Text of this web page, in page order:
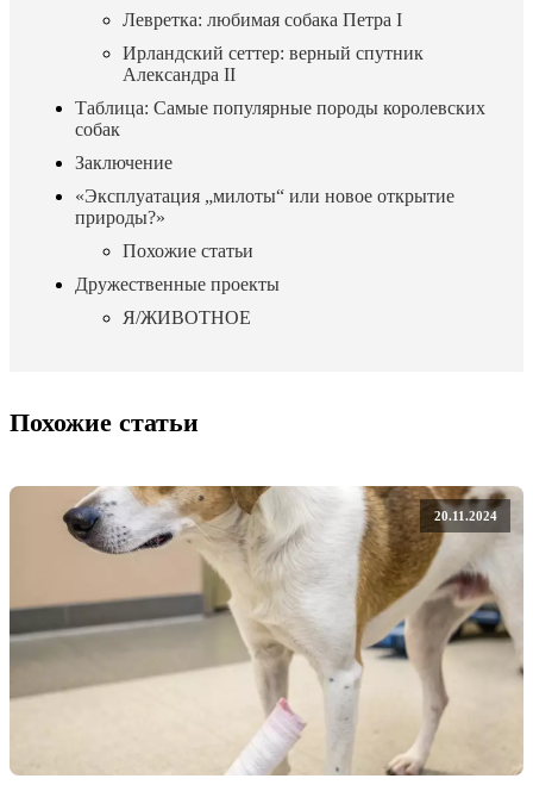
Левретка: любимая собака Петра I
Ирландский сеттер: верный спутник
Александра II
Таблица: Самые популярные породы королевских
собак
Заключение
«Эксплуатация „милоты“ или новое открытие
природы?»
Похожие статьи
Дружественные проекты
Я/ЖИВОТНОЕ
Похожие статьи
20.11.2024